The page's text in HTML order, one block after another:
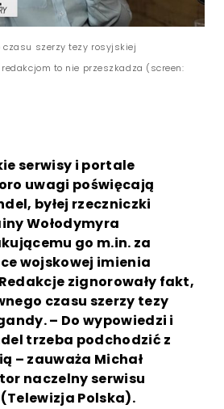
czasu szerzy tezy rosyjskiej
to nie przeszkadza (screen:
serwisy i portale
uwagi poświęcają
byłej rzeczniczki
Wołodymyra
go m.in. za
wojskowej imienia
zignorowały fakt,
czasu szerzy tezy
– Do wypowiedzi i
trzeba podchodzić z
– zauważa Michał
naczelny serwisu
Polska).